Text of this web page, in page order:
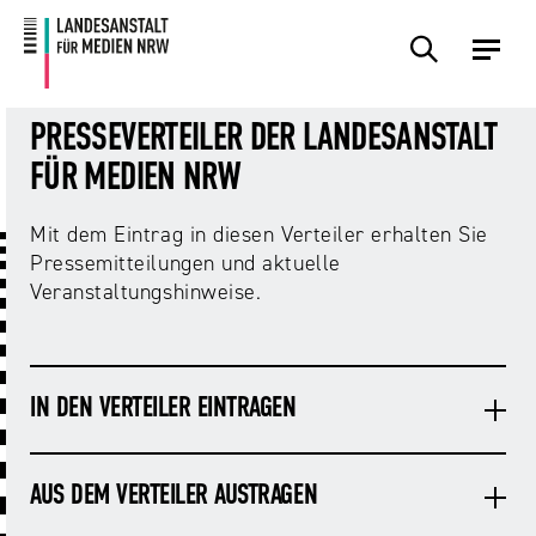
Zum
Inhalt
Zur
Navigation
Themen
Übersicht
Hass
Missbrauch.
KI
in
der
Events
Übersicht
Audiopreis
NRW
Campusradio-
Preis
Service
Übersicht
Angebote
Angebote
Übersicht
Frage?
Wir
antworten!
Eltern
und
Internet-
Info-
und
Lehrmaterial
Über
Die
Landesanstalt
Medien
NRW
Aufsicht
Regulierung
Übersicht
TV
und
Streaming
Plattformen
Übersicht
Für
Anbietende
von
und
Die
Übersicht
Der
Vorsitzende
Presse
Übersicht
Pressemitteilungen
Öffentliche
Bekanntmachungen
Download-
PRESSEVERTEILER DER LANDESANSTALT
FÜR MEDIEN NRW
Mit dem Eintrag in diesen Verteiler erhalten Sie
Pressemitteilungen und aktuelle
Veranstaltungshinweise.
IN DEN VERTEILER EINTRAGEN
AUS DEM VERTEILER AUSTRAGEN